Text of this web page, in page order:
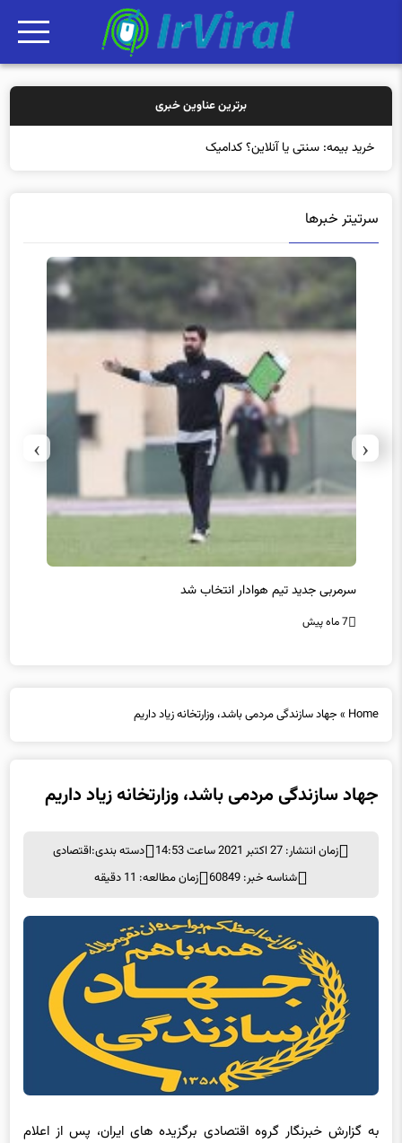
برترین عناوین خبری
خرید بیمه: سنتی یا آنلاین؟ کدامیک تجربه بهتری ب
سرتیتر خبرها
سرمربی جدید تیم هوادار انتخاب شد
7 ماه پیش
‹
›
Home
»جهاد سازندگی مردمی باشد، وزارتخانه زیاد داریم
جهاد سازندگی مردمی باشد، وزارتخانه زیاد داریم
زمان انتشار: 27 اکتبر 2021 ساعت 14:53 دسته بندی:اقتصادی
شناسه خبر: 60849
زمان مطالعه: 11 دقیقه
به گزارش خبرنگار گروه اقتصادی برگزیده های ایران، پس از اعلام